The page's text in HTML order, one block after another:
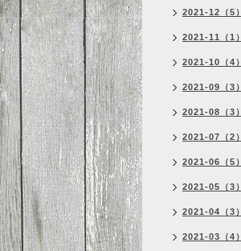
2021-12（5）
2021-11（1）
2021-10（4）
2021-09（3）
2021-08（3）
2021-07（2）
2021-06（5）
2021-05（3）
2021-04（3）
2021-03（4）